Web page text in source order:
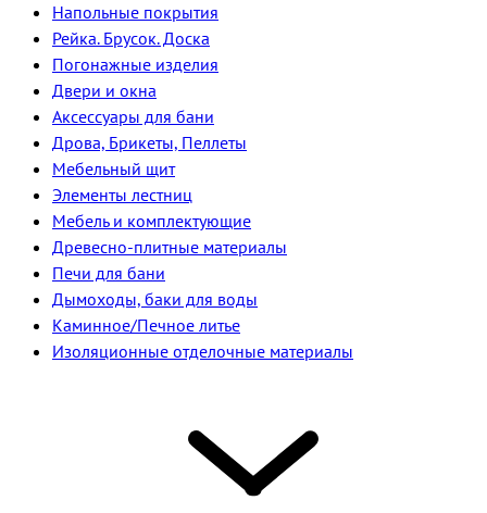
Напольные покрытия
Рейка. Брусок. Доска
Погонажные изделия
Двери и окна
Аксессуары для бани
Дрова, Брикеты, Пеллеты
Мебельный щит
Элементы лестниц
Мебель и комплектующие
Древесно-плитные материалы
Печи для бани
Дымоходы, баки для воды
Каминное/Печное литье
Изоляционные отделочные материалы